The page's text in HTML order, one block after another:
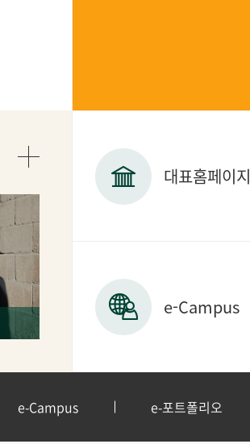
대표홈페이지
e-Campus
e-Campus e-포트폴리오